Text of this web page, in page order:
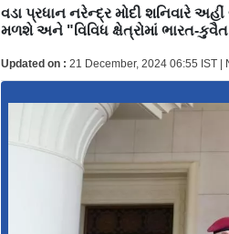
વડા પ્રધાન નરેન્દ્ર મોદી શનિવારે
મળશે અને "વિવિધ ક્ષેત્રોમાં ભારત-
Updated on : 21 December, 2024 06:55 IST